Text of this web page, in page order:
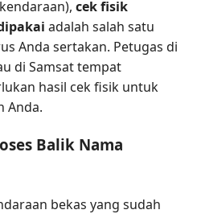
cek fisik
adalah salah satu
Anda sertakan. Petugas di
di Samsat tempat
hasil cek fisik untuk
Anda.
Balik Nama
bekas yang sudah